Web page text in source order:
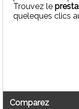
Trouvez le
queleques clics
Comparez